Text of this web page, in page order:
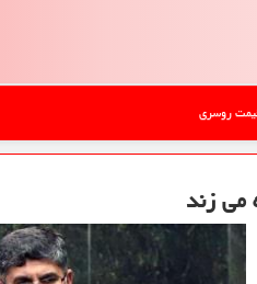
روسری
می زند